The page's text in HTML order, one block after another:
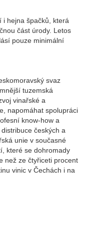
hejna špačků, která
část úrody. Letos
pouze minimální
svaz
tuzemská
vinařské a
napomáhat spolupráci
know-how a
českých a
unie v současné
které se dohromady
než ze čtyřiceti procent
vinic v Čechách i na